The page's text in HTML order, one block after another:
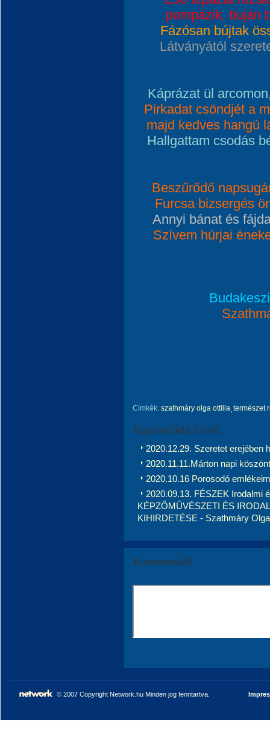
pompázik, buján
Fázósan bújtak
Látványától
Káprázat ül
Pirkadat csöndjét a
majd kedves hangú
Hallgattam csodás
Beszűrődő
Furcsa bizsergés
Annyi bánat és
Szívem húrjai
Címkék: szathmáry olga ottilia természet
Kapcsolódó hírek:
2020.12.29. Szeretet erejében
2020.11.11.Márton napi
2020.10.16 Porosodó
2020.09.13. FÉSZEK Irodalmi
KÉPZŐMŰVÉSZETI ÉS
KIHIRDETÉSE - Szathmáry
Kommentáld!
© 2007 Copyright Network.hu Minden jog fenntartva.